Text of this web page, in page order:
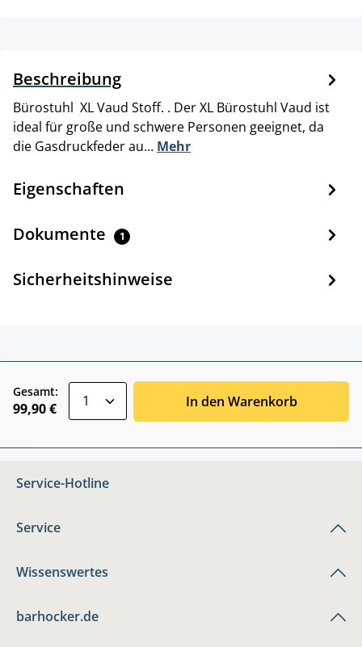
Beschreibung
Bürostuhl XL Vaud Stoff. . Der XL Bürostuhl Vaud ist
ideal für große und schwere Personen geeignet, da
die Gasdruckfeder au… Mehr
Eigenschaften
Dokumente 1
Sicherheitshinweise
Gesamt:
99,90 € In den Warenkorb
Service-Hotline
Service
Wissenswertes
barhocker.de